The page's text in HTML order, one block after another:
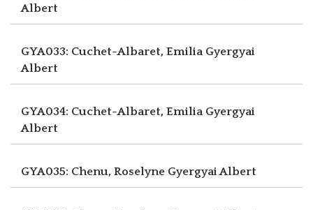
Albert
GYA033: Cuchet-Albaret, Emilia Gyergyai
Albert
GYA034: Cuchet-Albaret, Emilia Gyergyai
Albert
GYA035: Chenu, Roselyne Gyergyai Albert